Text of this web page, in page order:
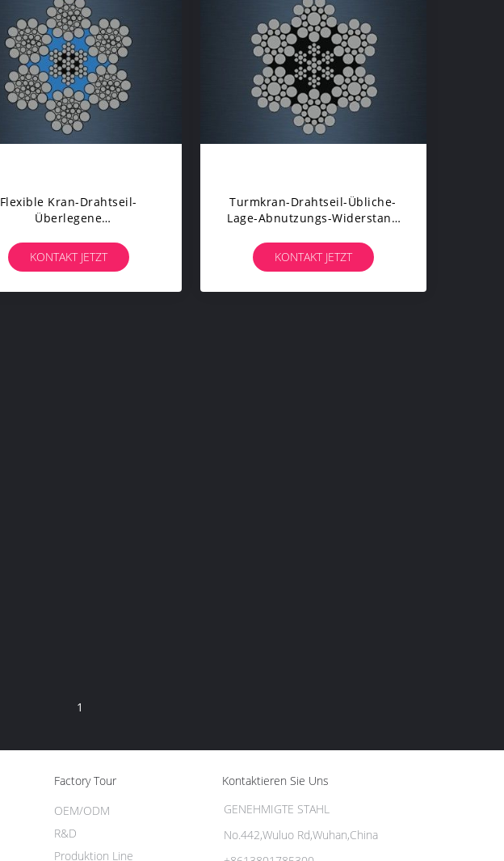
Flexible Kran-Drahtseil-
Überlegene
Langer Nutzungsdauer
KONTAKT JETZT
Turmkran-Drahtseil-Übliche-
Lage-Abnutzungs-Widerstand
KONTAKT JETZT
1
Factory Tour
Produktion Line
OEM/ODM
R&D
Kontaktieren Sie Uns
GENEHMIGTE STAHL
No.442,Wuluo Rd,Wuhan,China